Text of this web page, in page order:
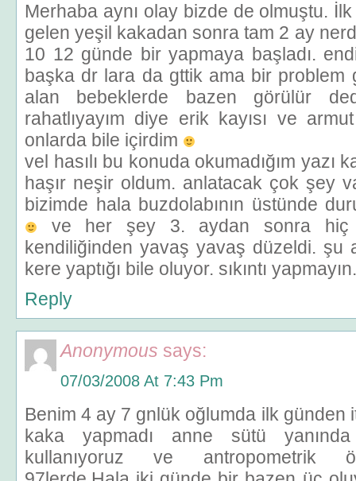
Merhaba aynı olay bizde de olmuştu.
gelen yeşil kakadan sonra tam 2 ay
10 12 günde bir yapmaya başladı.
başka dr lara da gttik ama bir problem
alan bebeklerde bazen görülür
rahatlıyayım diye erik kayısı ve
onlarda bile içirdim
vel hasılı bu konuda okumadığım yazı
haşır neşir oldum. anlatacak çok şey
bizimde hala buzdolabının üstünde
ve her şey 3. aydan sonra hiç
kendiliğinden yavaş yavaş düzeldi. şu
kere yaptığı bile oluyor. sıkıntı
Reply
Anonymous says:
07/03/2008 At 7:43 Pm
Benim 4 ay 7 gnlük oğlumda ilk günden
kaka yapmadı anne sütü
kullanıyoruz ve antropometrik